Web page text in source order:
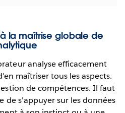
la maîtrise globale de
analyse efficacement
maîtriser tous les aspects.
de compétences. Il faut
de s'appuyer sur les données